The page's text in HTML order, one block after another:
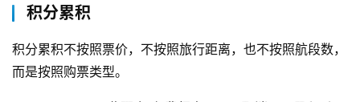
积分累积
积分累积不按照票价，不按照旅行距离，也不按照航段数，
而是按照购票类型。